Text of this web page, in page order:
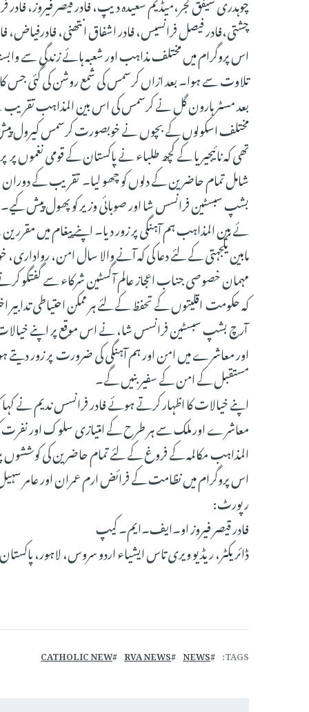
چشتی،فادر فیصل فرانسیس، فادر اشفاق انتھنی،
اس پروگرام میں مختلف مذاہب اور شعبہ ہائے زندگی سے
تلاوت سے ہوا۔ بعد ازاں کرسمس کی شمع روشن کی گئی
بعد مسٹر ہارون گل نے کرسمس کی اس بین المذاہب
مختلف اسکولوں کے بچوں نے خوبصورت کرسمس کیرول
تھی کہ نائیجیریا کے کچھ طلباء نے پاکستان کے قومی
شامل تمام حاضرین کے دلوں کو چھو لیا۔ تقریب کے
بشپ سبسٹین فرانسس شا اور صوبائی وزیر کو پھول پیش
ئے بین المذاہب ہم آہنگی پر زور دیا۔ اپنے پیغام میں
مابین یکجہتی کے لئے دعا کی کہ آنے والا سال امن،
مہمان خصوصی جناب اعجاز عالم آگسٹین شرکاء سے گفتگو
کہ حکومت اقلیتوں کے تحفظ کے لئے ہر ممکن احتیاطی تدابیر
آرچ بشپ سبسٹین فرانسس شا، نے اس موقع پر اپنے
اور معاشرے میں امن اور ہم آہنگی کی ضرورت پر زور دیتے
مستقبل کے امن کے سفیر بنیں گے۔
اپنے خیالات کا اظہار کرتے ہوئے فادر فرانسس ندیم نے
معاشرے اور ملک سے ہر طرح کے امتیازی سلوک اور نفرت
المذاہب مکالمہ کے فروغ کے لئے تمام حاضرین کی کوششوں
اس پروگرام میں نظامت کے فرائض ارم عمران اور عامر
رپورٹ:
فادر قیصر فیروز او۔ایف۔ایم۔ کیپ
ڈائریکٹر، ریڈیو ویری تاس ایشیاء اردو سروس، لاہور، پاکستان
TAGS
NEWS
RVA NEWS
CATHOLIC NEW